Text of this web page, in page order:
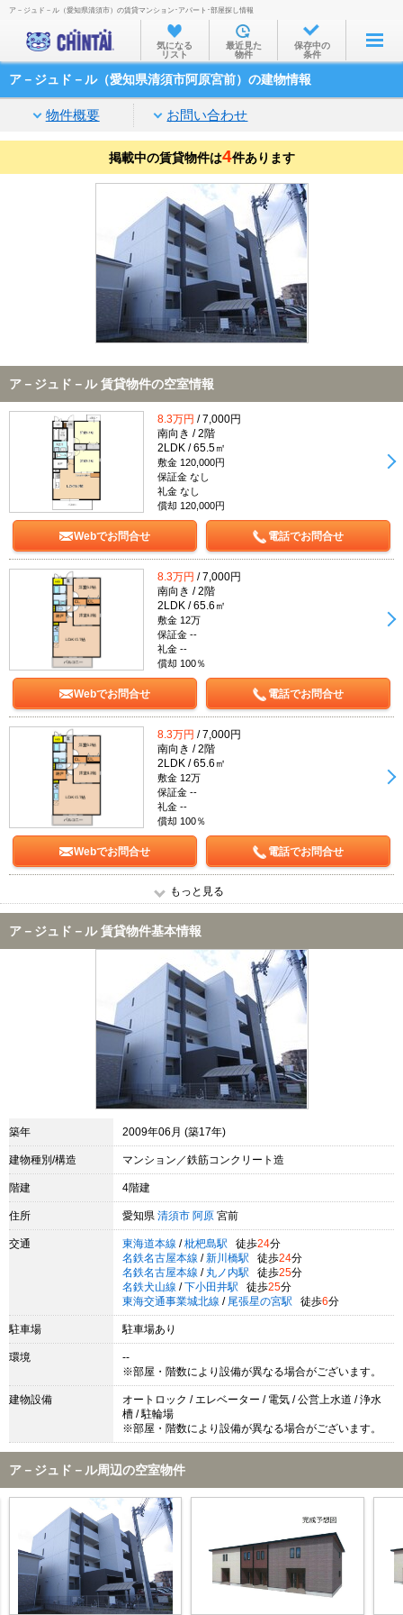
お部屋を探す
沿線・駅から
住所から
家賃相場から
通勤通学時間から
物件特集から
不動産会社から
TOP
ア－ジュド－ル（愛知県清須市）の賃貸マンション･アパート･部屋探し情報
気になる
リスト
最近見た
物件
保存中の
条件
ア－ジュド－ル（愛知県清須市阿原宮前）の建物情報
物件概要 お問い合わせ
掲載中の賃貸物件は4件あります
ア－ジュド－ル 賃貸物件の空室情報
8.3万円 / 7,000円
南向き / 2階
2LDK / 65.5㎡
敷金 120,000円
保証金 なし
礼金 なし
償却 120,000円
Webでお問合せ 電話でお問合せ
8.3万円 / 7,000円
南向き / 2階
2LDK / 65.6㎡
敷金 12万
保証金 --
礼金 --
償却 100％
Webでお問合せ 電話でお問合せ
8.3万円 / 7,000円
南向き / 2階
2LDK / 65.6㎡
敷金 12万
保証金 --
礼金 --
償却 100％
Webでお問合せ 電話でお問合せ
もっと見る
ア－ジュド－ル 賃貸物件基本情報
築年 2009年06月 (築17年)
建物種別/構造 マンション／鉄筋コンクリート造
階建 4階建
住所 愛知県 清須市 阿原 宮前
交通 東海道本線 / 枇杷島駅 徒歩24分
名鉄名古屋本線 / 新川橋駅 徒歩24分
名鉄名古屋本線 / 丸ノ内駅 徒歩25分
名鉄犬山線 / 下小田井駅 徒歩25分
東海交通事業城北線 / 尾張星の宮駅 徒歩6分
駐車場 駐車場あり
環境
--
※部屋・階数により設備が異なる場合がございます。
建物設備
オートロック / エレベーター / 電気 / 公営上水道 / 浄水
槽 / 駐輪場
※部屋・階数により設備が異なる場合がございます。
ア－ジュド－ル周辺の空室物件